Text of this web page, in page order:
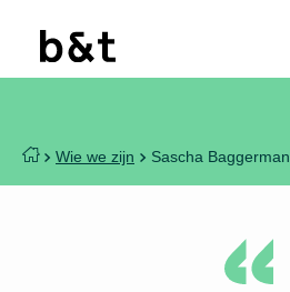
Wie we zijn Sascha Baggerman